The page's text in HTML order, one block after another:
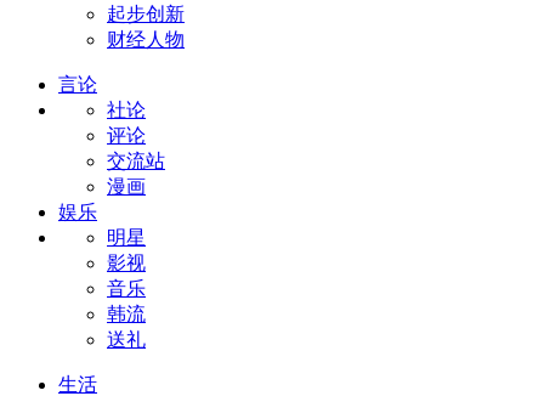
起步创新
财经人物
言论
社论
评论
交流站
漫画
娱乐
明星
影视
音乐
韩流
送礼
生活